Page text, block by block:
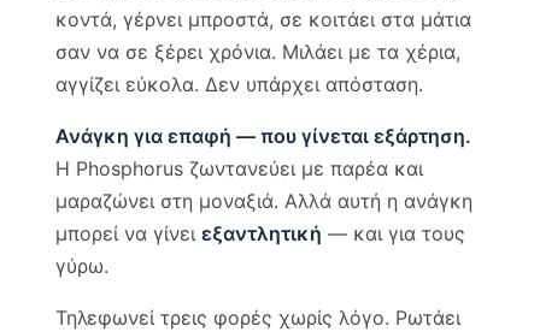
κοντά, γέρνει μπροστά, σε κοιτάει στα μάτια
σαν να σε ξέρει χρόνια. Μιλάει με τα χέρια,
αγγίζει εύκολα. Δεν υπάρχει απόσταση.
Ανάγκη για επαφή — που γίνεται εξάρτηση.
Η Phosphorus ζωντανεύει με παρέα και
μαραζώνει στη μοναξιά. Αλλά αυτή η ανάγκη
μπορεί να γίνειεξαντλητική — και για τους
γύρω.
Τηλεφωνεί τρεις φορές χωρίς λόγο. Ρωτάει